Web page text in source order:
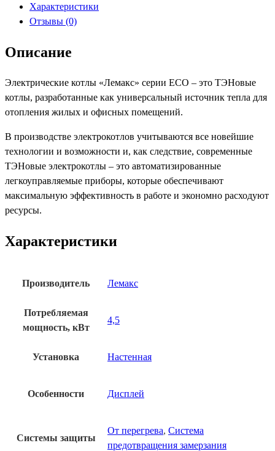
Характеристики
Отзывы (0)
Описание
Электрические котлы «Лемакс» серии ЕСО – это ТЭНовые
котлы, разработанные как универсальный источник тепла для
отопления жилых и офисных помещений.
В производстве электрокотлов учитываются все новейшие
технологии и возможности и, как следствие, современные
ТЭНовые электрокотлы – это автоматизированные
легкоуправляемые приборы, которые обеспечивают
максимальную эффективность в работе и экономно расходуют
ресурсы.
Характеристики
Производитель Лемакс
Потребляемая
мощность, кВт
4,5
Установка Настенная
Особенности Дисплей
Системы защиты
От перегрева, Система
предотвращения замерзания